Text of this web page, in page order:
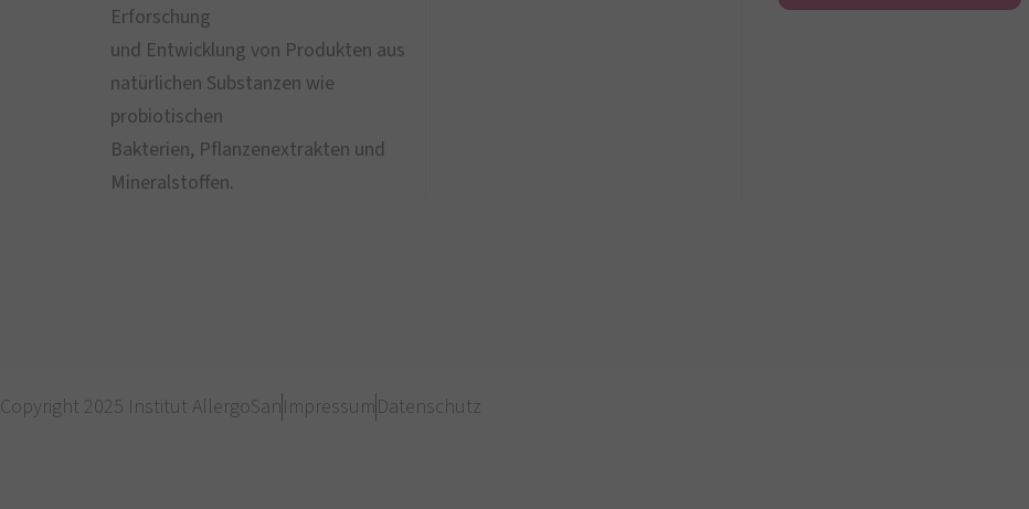
Erforschung
und Entwicklung von Produkten aus
natürlichen Substanzen wie
probiotischen
Bakterien, Pflanzenextrakten und
Mineralstoffen.
Copyright 2025 Institut AllergoSanImpressumDatenschutz